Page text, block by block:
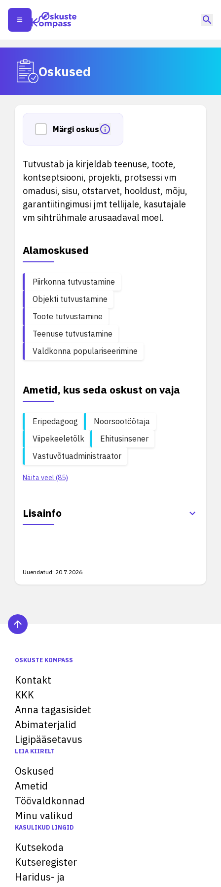
Oskused
Märgi oskus
Tutvustab ja kirjeldab teenuse, toote,
kontseptsiooni, projekti, protsessi vm
omadusi, sisu, otstarvet, hooldust, mõju,
garantiitingimusi jmt tellijale, kasutajale
vm sihtrühmale arusaadaval moel.
Alamoskused
Piirkonna tutvustamine
Objekti tutvustamine
Toote tutvustamine
Teenuse tutvustamine
Valdkonna populariseerimine
Ametid, kus seda oskust on vaja
Eripedagoog
Noorsootöötaja
Viipekeeletõlk
Ehitusinsener
Vastuvõtuadministraator
Näita veel (85)
Lisainfo
Uuendatud: 20.7.2026
OSKUSTE KOMPASS
Kontakt
KKK
Anna tagasisidet
Abimaterjalid
Ligipääsetavus
LEIA KIIRELT
Oskused
Ametid
Töövaldkonnad
Minu valikud
KASULIKUD LINGID
Kutsekoda
Kutseregister
Haridus- ja